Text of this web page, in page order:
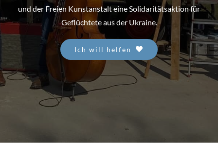
und der Freien Kunstanstalt eine Solidaritätsaktion für
Geflüchtete aus der Ukraine.
Ich will helfen